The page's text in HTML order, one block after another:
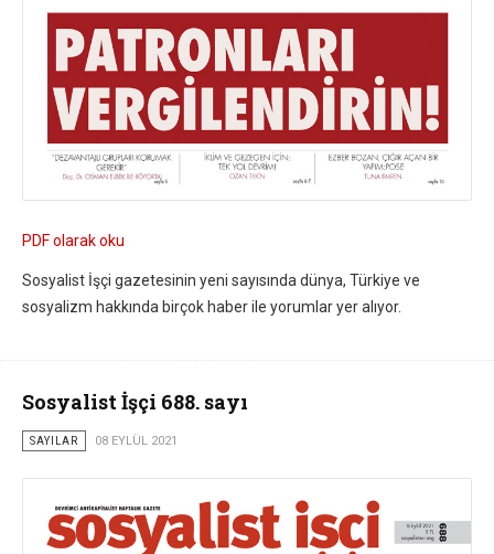
PDF olarak oku
Sosyalist İşçi gazetesinin yeni sayısında dünya, Türkiye ve
sosyalizm hakkında birçok haber ile yorumlar yer alıyor.
Sosyalist İşçi 688. sayı
SAYILAR 08 EYLÜL 2021